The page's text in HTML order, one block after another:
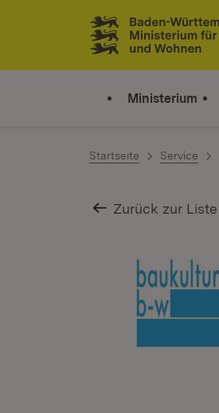
Zum Inhalt springen
Link zur Startseite
Ministerium
Startseite Service
Zurück zur Liste